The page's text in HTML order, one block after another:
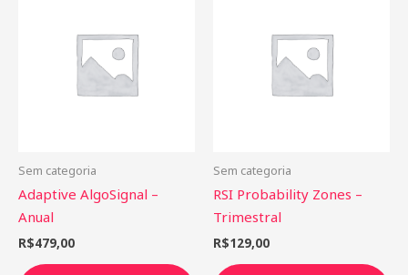
Sem categoria
Adaptive AlgoSignal –
Anual
R$479,00
Sem categoria
RSI Probability Zones –
Trimestral
R$129,00